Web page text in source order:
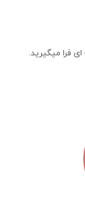
فرا میگیرید.